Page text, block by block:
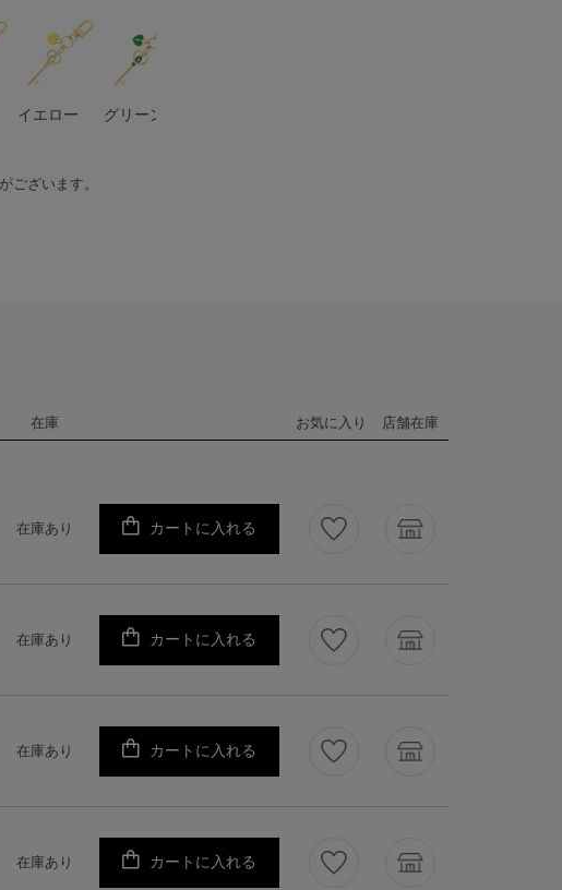
イエロー グリーン
ございます。
在庫 お気に入り 店舗在庫
在庫あり カートに入れる
在庫あり カートに入れる
在庫あり カートに入れる
在庫あり カートに入れる